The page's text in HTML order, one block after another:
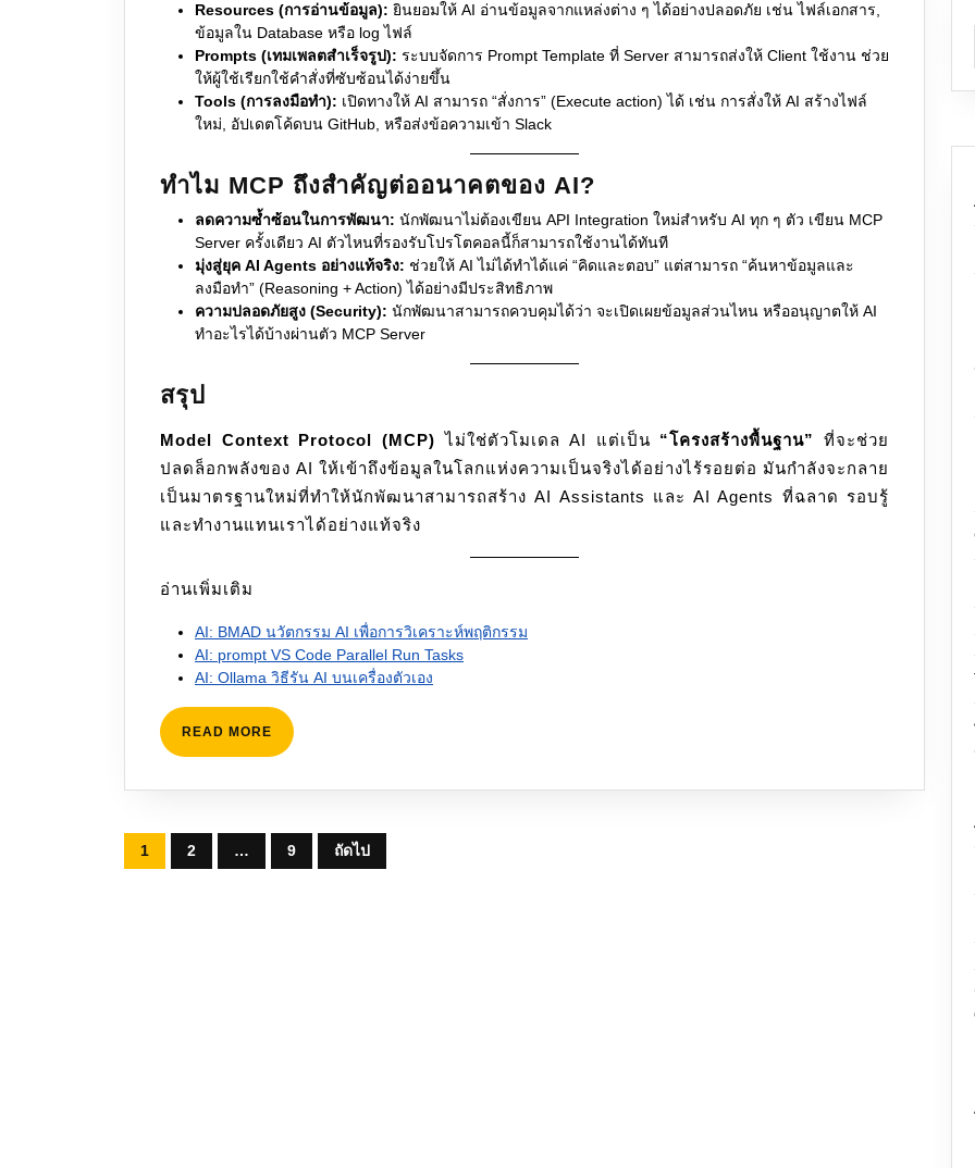
Resources (การอ่านข้อมูล): ยินยอมให้ AI อ่านข้อมูลจากแหล่งต่าง ๆ ได้อย่างปลอดภัย เช่น ไฟล์เอกสาร,
ข้อมูลใน Database หรือ log ไฟล์
Prompts (เทมเพลตสำเร็จรูป): ระบบจัดการ Prompt Template ที่ Server สามารถส่งให้ Client ใช้งาน ช่วย
ให้ผู้ใช้เรียกใช้คำสั่งที่ซับซ้อนได้ง่ายขึ้น
Tools (การลงมือทำ): เปิดทางให้ AI สามารถ “สั่งการ” (Execute action) ได้ เช่น การสั่งให้ AI สร้างไฟล์
ใหม่, อัปเดตโค้ดบน GitHub, หรือส่งข้อความเข้า Slack
ทำไม MCP ถึงสำคัญต่ออนาคตของ AI?
ลดความซ้ำซ้อนในการพัฒนา: นักพัฒนาไม่ต้องเขียน API Integration ใหม่สำหรับ AI ทุก ๆ ตัว เขียน MCP
Server ครั้งเดียว AI ตัวไหนที่รองรับโปรโตคอลนี้ก็สามารถใช้งานได้ทันที
มุ่งสู่ยุค AI Agents อย่างแท้จริง: ช่วยให้ AI ไม่ได้ทำได้แค่ “คิดและตอบ” แต่สามารถ “ค้นหาข้อมูลและ
ลงมือทำ” (Reasoning + Action) ได้อย่างมีประสิทธิภาพ
ความปลอดภัยสูง (Security): นักพัฒนาสามารถควบคุมได้ว่า จะเปิดเผยข้อมูลส่วนไหน หรืออนุญาตให้ AI
ทำอะไรได้บ้างผ่านตัว MCP Server
สรุป
Model Context Protocol (MCP) ไม่ใช่ตัวโมเดล AI แต่เป็น “โครงสร้างพื้นฐาน”
ที่จะช่วย
ปลดล็อกพลังของ AI ให้เข้าถึงข้อมูลในโลกแห่งความเป็นจริงได้อย่างไร้รอยต่อ มันกำลังจะกลาย
เป็นมาตรฐานใหม่ที่ทำให้นักพัฒนาสามารถสร้าง AI Assistants และ AI Agents ที่ฉลาด รอบรู้
และทำงานแทนเราได้อย่างแท้จริง
อ่านเพิ่มเติม
AI: BMAD นวัตกรรม AI เพื่อการวิเคราะห์พฤติกรรม
AI: prompt VS Code Parallel Run Tasks
AI: Ollama วิธีรัน AI บนเครื่องตัวเอง
READ MORE READ
MORE
Posts
1 2 … 9 ถัดไป